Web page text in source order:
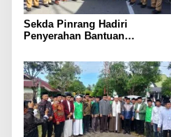
Sekda Pinrang Hadiri
Penyerahan Bantuan
Dukung Swasembada Pangan